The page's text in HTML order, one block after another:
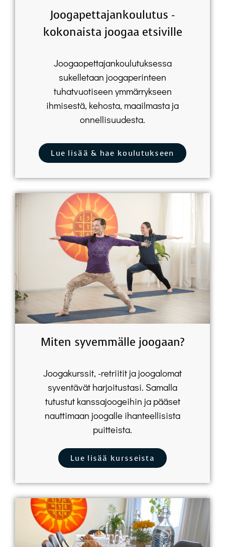
Joogapettajankoulutus -
kokonaista joogaa etsiville
Joogaopettajankoulutuksessa
sukelletaan joogaperinteen
tuhatvuotiseen ymmärrykseen
ihmisestä, kehosta, maailmasta ja
onnellisuudesta.
Lue lisää & hae koulutukseen
Miten syvemmälle joogaan?
Joogakurssit, -retriitit ja joogalomat
syventävät harjoitustasi. Samalla
tutustut kanssajoogeihin ja pääset
nauttimaan joogalle ihanteellisista
puitteista.
Lue lisää kursseista